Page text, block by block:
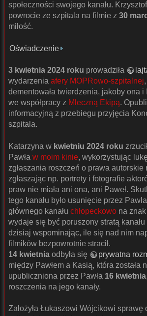
społeczności swojego kanału.
powrocie ze szpitala na filmie z 30
miłość.
Oświadczenie
3 kwietnia 2024 roku prowadziła
wydarzenia afery MOPRowo-szpitalnej
dementowała twierdzenia, jakoby ona i
we współpracy z Mleczną Ekipą.
informacyjną z przebiegu przyjęcia
szpitala.
Katarzyna w kwietniu 2024 roku
Pawła w moim kinie, wykorzystując
zgłaszania roszczeń o prawa autorskie
zgłaszając np. portrety i fotografie
praw nie miała ani ona, ani Paweł.
tego kanału było usunięcie przez
głównego kanału chłopeckowo na
wydaje się być poruszony stratą kanału
dzisiaj wspominając, ile się nad nim
filmików bezpowrotnie stracił.
14 kwietnia odbyła się
prywatna
między Pawłem a Kasią, która została
upubliczniona przez Pawła 16 kwietnia
roszczenia na jego kanały.
Założyła Łukaszowi Wójcikowi sprawę